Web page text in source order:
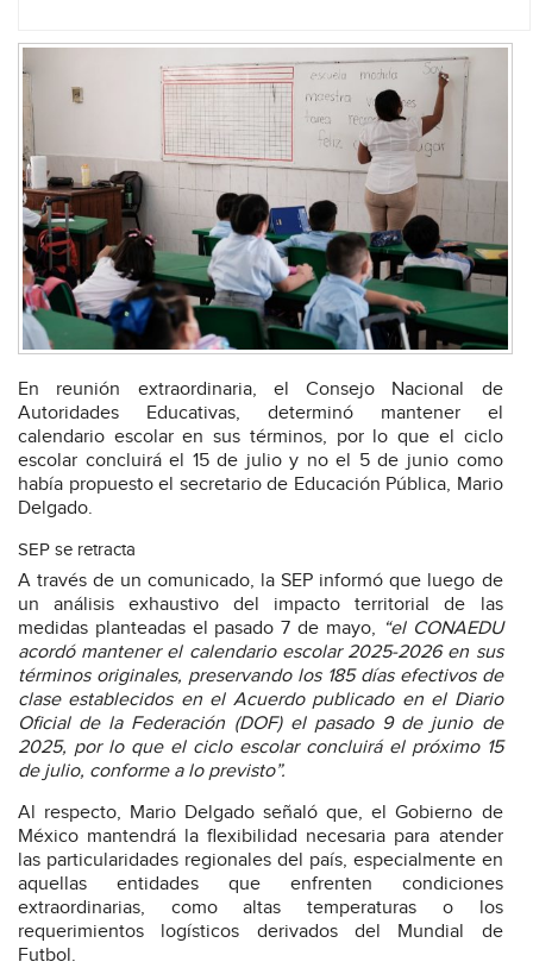
En reunión extraordinaria, el Consejo Nacional de
Autoridades Educativas, determinó mantener el
calendario escolar en sus términos, por lo que el ciclo
escolar concluirá el 15 de julio y no el 5 de junio como
había propuesto el secretario de Educación Pública, Mario
Delgado.
SEP se retracta
A través de un comunicado, la SEP informó que luego de
un análisis exhaustivo del impacto territorial de las
medidas planteadas el pasado 7 de mayo, “el CONAEDU
acordó mantener el calendario escolar 2025-2026 en sus
términos originales, preservando los 185 días efectivos de
clase establecidos en el Acuerdo publicado en el Diario
Oficial de la Federación (DOF) el pasado 9 de junio de
2025, por lo que el ciclo escolar concluirá el próximo 15
de julio, conforme a lo previsto”.
Al respecto, Mario Delgado señaló que, el Gobierno de
México mantendrá la flexibilidad necesaria para atender
las particularidades regionales del país, especialmente en
aquellas entidades que enfrenten condiciones
extraordinarias, como altas temperaturas o los
requerimientos logísticos derivados del Mundial de
Futbol.